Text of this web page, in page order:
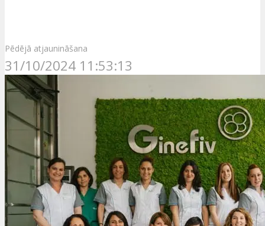
Pēdējā atjaunināšana
31/10/2024 11:53:13